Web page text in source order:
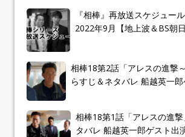
『相棒』再放送スケジュー
2022年9月【地上波＆BS朝日
相棒18第2話「アレスの進撃
らすじ＆ネタバレ 船越英一
相棒18第1話「アレスの進
タバレ 船越英一郎ゲスト出